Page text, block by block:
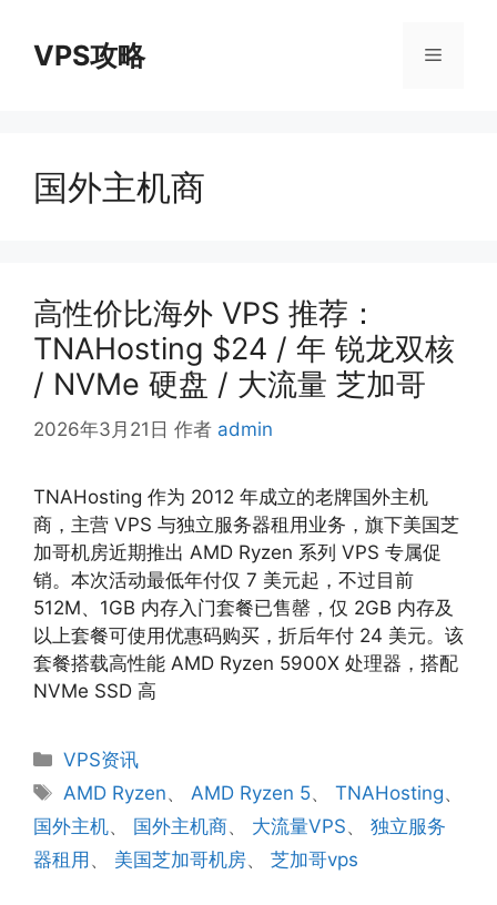
VPS攻略 菜
国外主机商
高性价比海外 VPS 推荐：
TNAHosting $24 / 年 锐龙双核
/ NVMe 硬盘 / 大流量 芝加哥
2026年3月21日 作者 admin
TNAHosting 作为 2012 年成立的老牌国外主机
商，主营 VPS 与独立服务器租用业务，旗下美国芝
加哥机房近期推出 AMD Ryzen 系列 VPS 专属促
销。本次活动最低年付仅 7 美元起，不过目前
512M、1GB 内存入门套餐已售罄，仅 2GB 内存及
以上套餐可使用优惠码购买，折后年付 24 美元。该
套餐搭载高性能 AMD Ryzen 5900X 处理器，搭配
NVMe SSD 高
分
类
VPS资讯
标
签
AMD Ryzen、 AMD Ryzen 5、TNAHosting、
国外主机、 国外主机商、 大流量VPS、 独立服务
器租用 、 美国芝加哥机房、 芝加哥vps